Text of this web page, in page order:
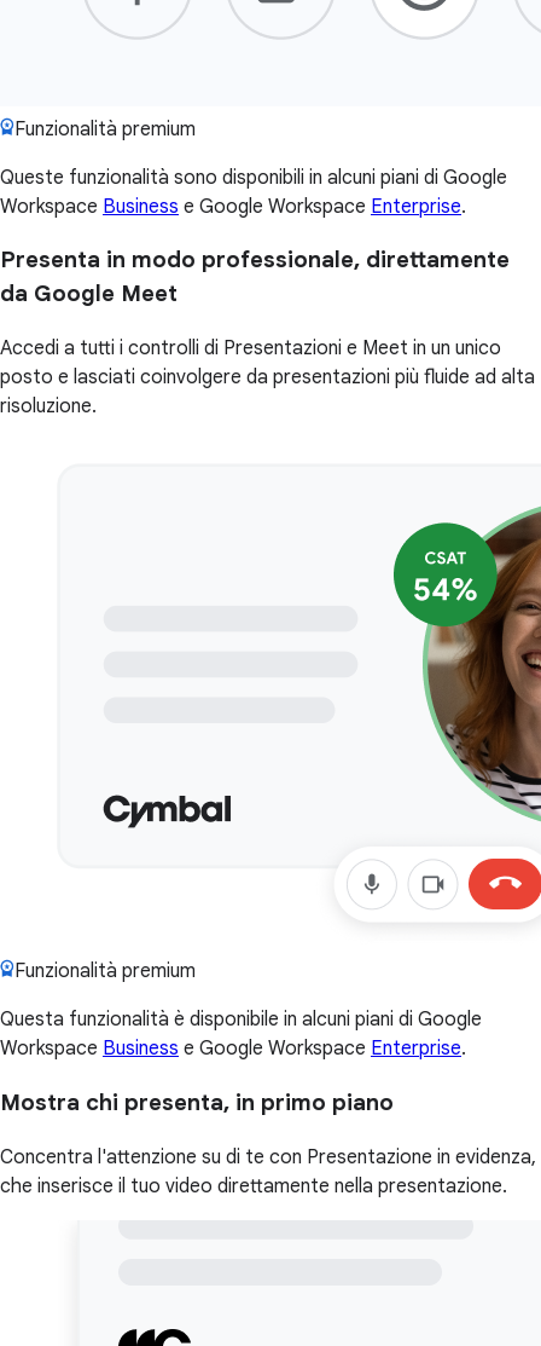
Funzionalità premium
Queste funzionalità sono disponibili in alcuni piani di Google
Workspace Business e Google Workspace Enterprise.
Presenta in modo professionale, direttamente
da Google Meet
Accedi a tutti i controlli di Presentazioni e Meet in un unico
posto e lasciati coinvolgere da presentazioni più fluide ad alta
risoluzione.
Funzionalità premium
Questa funzionalità è disponibile in alcuni piani di Google
Workspace Business e Google Workspace Enterprise.
Mostra chi presenta, in primo piano
Concentra l'attenzione su di te con Presentazione in evidenza,
che inserisce il tuo video direttamente nella presentazione.